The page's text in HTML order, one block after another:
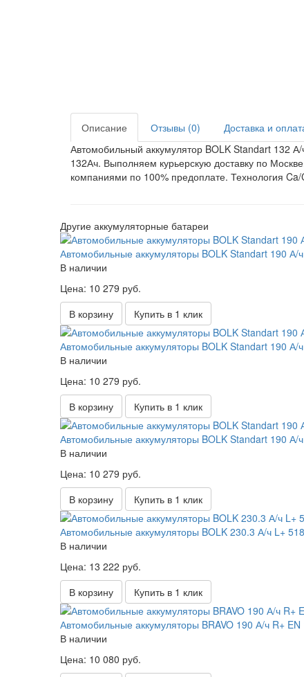
Описание Отзывы (0)
Доставка и
Автомобильный аккумулятор BOLK Standart 132
132Ач. Выполняем курьерскую доставку по
компаниями по 100% предоплате. Технология Ca/
Другие аккумуляторные батареи
Автомобильные аккумуляторы BOLK Standart 190
В наличии
Цена: 10 279 руб.
В корзину
Купить в 1 клик
Автомобильные аккумуляторы BOLK Standart 190
В наличии
Цена: 10 279 руб.
В корзину
Купить в 1 клик
Автомобильные аккумуляторы BOLK Standart 190
В наличии
Цена: 10 279 руб.
В корзину
Купить в 1 клик
Автомобильные аккумуляторы BOLK 230.3 А/ч L+
В наличии
Цена: 13 222 руб.
В корзину
Купить в 1 клик
Автомобильные аккумуляторы BRAVO 190 А/ч R+
В наличии
Цена: 10 080 руб.